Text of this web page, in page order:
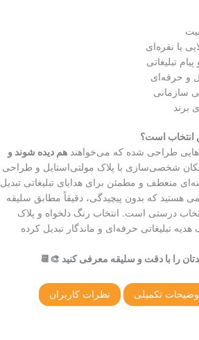
یا نقره‌ای
تبلیغاتی
و حرفه‌ای
سازمانی
برند
انتخاب است؟
طراحی شده که می‌خواهند هم دیده شوند و
شخصی‌سازی با پلاک مولتی‌استایل و طراحی
منعطف و مطمئن برای هدایای تبلیغاتی تبدیل
هستید که بدون پیچیدگی، دقیقاً مطابق سلیقه
درستی است. انتخاب رنگ دلخواه و پلاک
تبلیغاتی حرفه‌ای و ماندگار تبدیل کرده
را با دقت و سلیقه معرفی کنید 🎨📆
تکمیلی نظرات کاربران